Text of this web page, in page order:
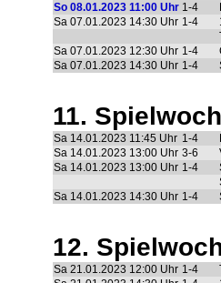
So 08.01.2023 11:00 Uhr 1-4
Sa 07.01.2023 14:30 Uhr 1-4
Sa 07.01.2023 12:30 Uhr 1-4
Sa 07.01.2023 14:30 Uhr 1-4
11.
Sa 14.01.2023 11:45 Uhr 1-4
Sa 14.01.2023 13:00 Uhr 3-6
Sa 14.01.2023 13:00 Uhr 1-4
Sa 14.01.2023 14:30 Uhr 1-4
12.
Sa 21.01.2023 12:00 Uhr 1-4